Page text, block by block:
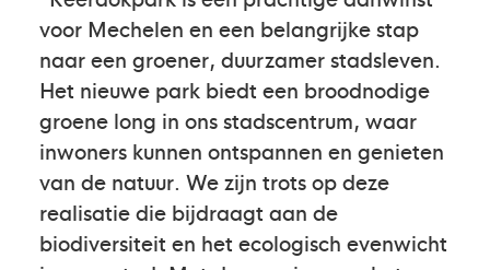
voor Mechelen en een belangrijke stap
naar een groener, duurzamer stadsleven.
Het nieuwe park biedt een broodnodige
groene long in ons stadscentrum, waar
inwoners kunnen ontspannen en genieten
van de natuur. We zijn trots op deze
realisatie die bijdraagt aan de
biodiversiteit en het ecologisch evenwicht